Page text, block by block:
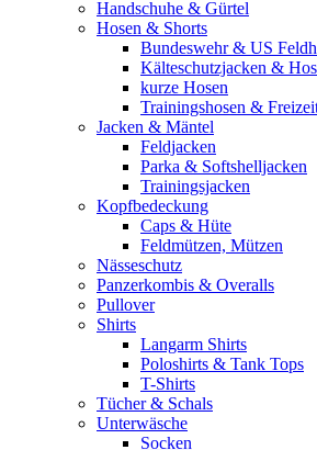
Handschuhe & Gürtel
Hosen & Shorts
Bundeswehr & US
Kälteschutzjacken &
kurze Hosen
Trainingshosen &
Jacken & Mäntel
Feldjacken
Parka & Softshelljacken
Trainingsjacken
Kopfbedeckung
Caps & Hüte
Feldmützen, Mützen
Nässeschutz
Panzerkombis & Overalls
Pullover
Shirts
Langarm Shirts
Poloshirts & Tank Tops
T-Shirts
Tücher & Schals
Unterwäsche
Socken